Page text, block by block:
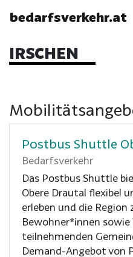
bedarfsverkehr.at
IRSCHEN
Postbus Shuttle
Bedarfsverkehr
Das Postbus Shuttle
Obere Drautal flexibel
erleben und die Region
Bewohner*innen
teilnehmenden
Demand-Angebot von